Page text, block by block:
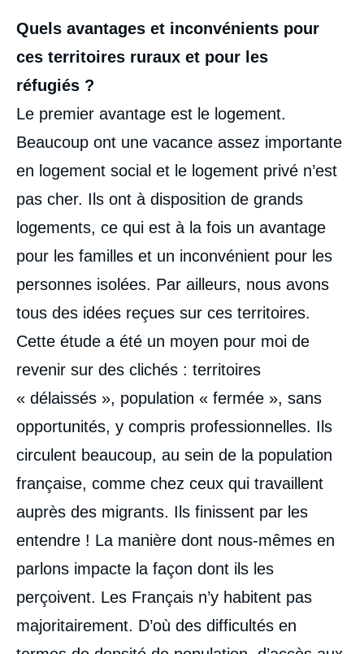
Quels avantages et inconvénients pour
ces territoires ruraux et pour les
réfugiés ?
Le premier avantage est le logement.
Beaucoup ont une vacance assez importante
en logement social et le logement privé n’est
pas cher. Ils ont à disposition de grands
logements, ce qui est à la fois un avantage
pour les familles et un inconvénient pour les
personnes isolées. Par ailleurs, nous avons
tous des idées reçues sur ces territoires.
Cette étude a été un moyen pour moi de
revenir sur des clichés : territoires
« délaissés », population « fermée », sans
opportunités, y compris professionnelles. Ils
circulent beaucoup, au sein de la population
française, comme chez ceux qui travaillent
auprès des migrants. Ils finissent par les
entendre ! La manière dont nous-mêmes en
parlons impacte la façon dont ils les
perçoivent. Les Français n’y habitent pas
majoritairement. D’où des difficultés en